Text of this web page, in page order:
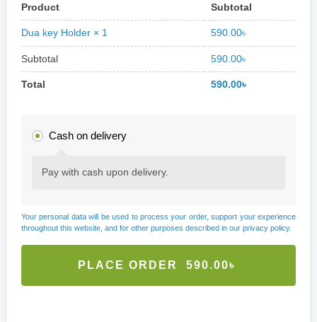
Product Subtotal
Dua key Holder × 1 590.00৳
Subtotal 590.00৳
Total 590.00৳
Cash on delivery
Pay with cash upon delivery.
Your personal data will be used to process your order, support your experience
throughout this website, and for other purposes described in our privacy policy.
PLACE ORDER 590.00৳